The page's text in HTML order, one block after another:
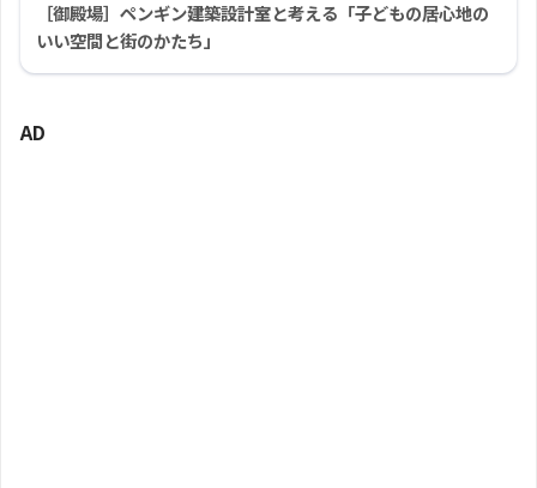
［御殿場］ペンギン建築設計室と考える「子どもの居心地の
いい空間と街のかたち」
AD